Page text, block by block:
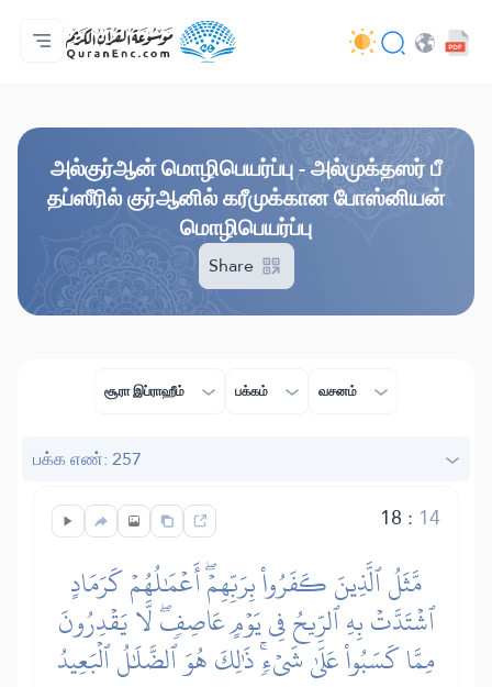
முகப்பு
மொழிபெயர்ப்பு அட்டவணை
Audio
வடிவமைப்போரின் பணிகள் - API
வேலைத் திட்டம் தொடர்பாக
எம்மோடு தொடர்புகொள்ள
மொழி
அல்குர்ஆன் மொழிபெயர்ப்பு - அல்முக்தஸர் பீ
தப்ஸீரில் குர்ஆனில் கரீமுக்கான போஸ்னியன்
மொழிபெயர்ப்பு
Share
சூரா இப்ராஹீம் பக்கம் வசனம்
பக்க எண்: 257
18 : 14
مَّثَلُ ٱلَّذِينَ كَفَرُواْ بِرَبِّهِمۡۖ أَعۡمَٰلُهُمۡ كَرَمَادٍ
ٱشۡتَدَّتۡ بِهِ ٱلرِّيحُ فِي يَوۡمٍ عَاصِفٖۖ لَّا يَقۡدِرُونَ
مِمَّا كَسَبُواْ عَلَىٰ شَيۡءٖۚ ذَٰلِكَ هُوَ ٱلضَّلَٰلُ ٱلۡبَعِيدُ